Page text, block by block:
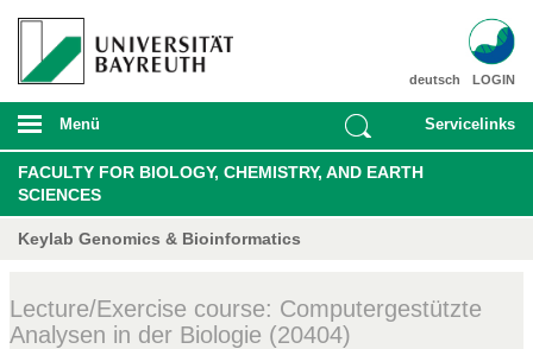
LOGIN
deutsch
Menü Servicelinks
FACULTY FOR BIOLOGY, CHEMISTRY, AND EARTH
SCIENCES
Keylab Genomics & Bioinformatics
Lecture/Exercise course: Computergestützte
Analysen in der Biologie (20404)